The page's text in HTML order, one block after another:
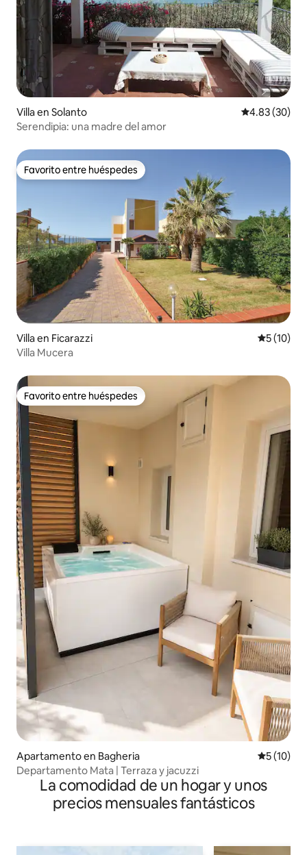
Villa en Solanto Calificación
4.83 (30)
Serendipia: una madre del amor
Favorito entre huéspedes
Favorito entre huéspedes
Villa en Ficarazzi
5 (10)
Villa Mucera
Favorito entre huéspedes
Favorito entre huéspedes
Apartamento en Bagheria
5 (10)
Departamento Mata | Terraza y jacuzzi
La comodidad de un hogar y unos
precios mensuales fantásticos